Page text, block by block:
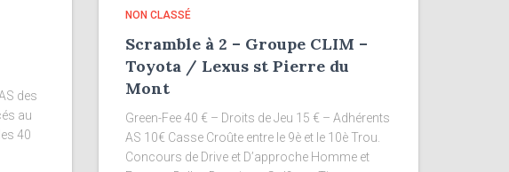
des
au
40
NON CLASSÉ
Scramble à 2 – Groupe CLIM –
Toyota / Lexus st Pierre du
Mont
Green-Fee 40 € – Droits de Jeu 15 € – Adhérents
AS 10€ Casse Croûte entre le 9è et le 10è Trou.
Concours de Drive et D’approche Homme et